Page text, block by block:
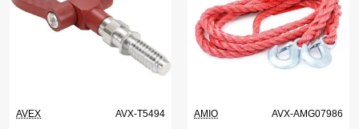
AVEX AVX-T5494 AMIO AVX-AMG07986